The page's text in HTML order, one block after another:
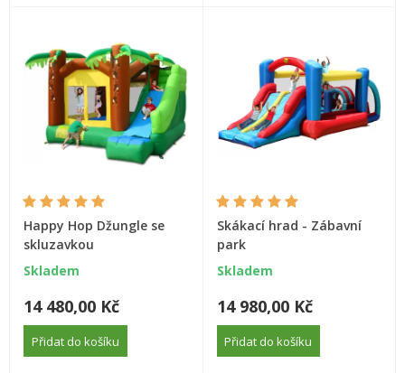
Happy Hop Džungle se
skluzavkou
Skladem
14 480,00 Kč
Přidat do košíku
Skákací hrad - Zábavní
park
Skladem
14 980,00 Kč
Přidat do košíku